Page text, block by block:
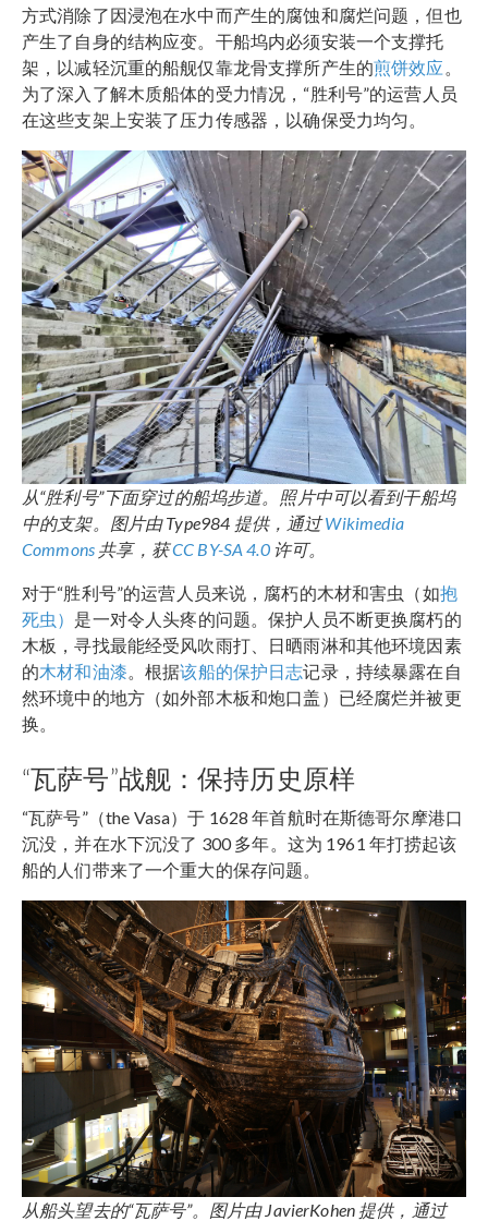
方式消除了因浸泡在水中而产生的腐蚀和腐烂问题，但也
产生了自身的结构应变。干船坞内必须安装一个支撑托
架，以减轻沉重的船舰仅靠龙骨支撑所产生的煎饼效应 。
为了深入了解木质船体的受力情况，“胜利号”的运营人员
在这些支架上安装了压力传感器，以确保受力均匀。
从“胜利号”下面穿过的船坞步道。照片中可以看到干船坞
中的支架。图片由 Type984 提供，通过Wikimedia
Commons 共享，获CC BY-SA 4.0许可。
对于“胜利号”的运营人员来说，腐朽的木材和害虫（如抱
死虫） 是一对令人头疼的问题。保护人员不断更换腐朽的
木板，寻找最能经受风吹雨打、日晒雨淋和其他环境因素
的木材和油漆。根据该船的保护日志记录，持续暴露在自
然环境中的地方（如外部木板和炮口盖）已经腐烂并被更
换。
“瓦萨号”战舰：保持历史原样
“瓦萨号”（the Vasa）于 1628 年首航时在斯德哥尔摩港口
沉没，并在水下沉没了 300 多年。这为 1961 年打捞起该
船的人们带来了一个重大的保存问题。
从船头望去的“瓦萨号”。图片由 JavierKohen 提供，通过